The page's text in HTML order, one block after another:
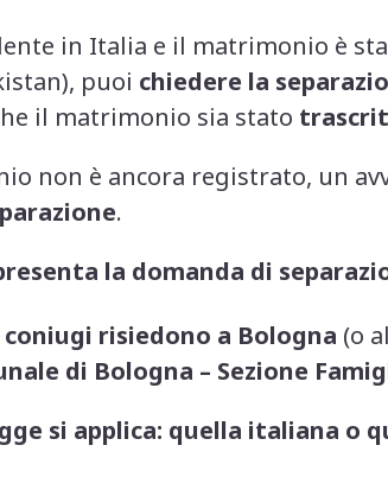
in Italia e il matrimonio è
puoi chiedere la
il matrimonio sia stato
non è ancora registrato, un
.
la domanda di
risiedono a Bologna (o
di Bologna – Sezione
si applica: quella italiana o